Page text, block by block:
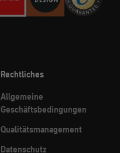
Rechtliches
Allgemeine
Geschäftsbedingungen
Qualitätsmanagement
Datenschutz